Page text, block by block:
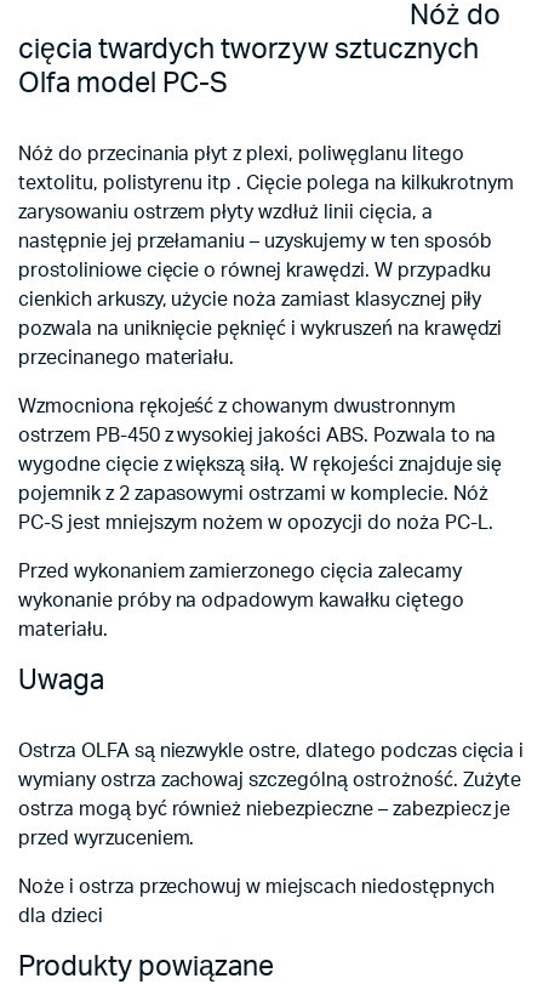
Nóż do
cięcia twardych tworzyw sztucznych
Olfa model PC-S
Nóż do przecinania płyt z plexi, poliwęglanu litego
textolitu, polistyrenu itp . Cięcie polega na kilkukrotnym
zarysowaniu ostrzem płyty wzdłuż linii cięcia, a
następnie jej przełamaniu – uzyskujemy w ten sposób
prostoliniowe cięcie o równej krawędzi. W przypadku
cienkich arkuszy, użycie noża zamiast klasycznej piły
pozwala na uniknięcie pęknięć i wykruszeń na krawędzi
przecinanego materiału.
Wzmocniona rękojeść z chowanym dwustronnym
ostrzem PB-450 z wysokiej jakości ABS. Pozwala to na
wygodne cięcie z większą siłą. W rękojeści znajduje się
pojemnik z 2 zapasowymi ostrzami w komplecie. Nóż
PC-S jest mniejszym nożem w opozycji do noża PC-L.
Przed wykonaniem zamierzonego cięcia zalecamy
wykonanie próby na odpadowym kawałku ciętego
materiału.
Uwaga
Ostrza OLFA są niezwykle ostre, dlatego podczas cięcia i
wymiany ostrza zachowaj szczególną ostrożność. Zużyte
ostrza mogą być również niebezpieczne – zabezpiecz je
przed wyrzuceniem.
Noże i ostrza przechowuj w miejscach niedostępnych
dla dzieci
Produkty powiązane